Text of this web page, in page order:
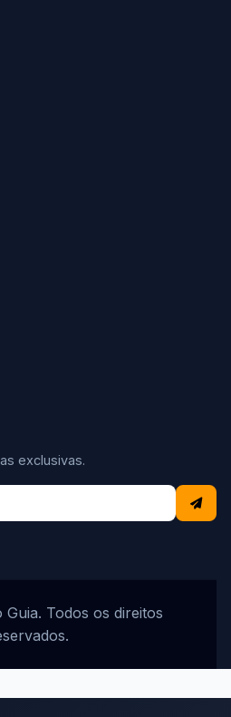
exclusivas.
Todos os direitos